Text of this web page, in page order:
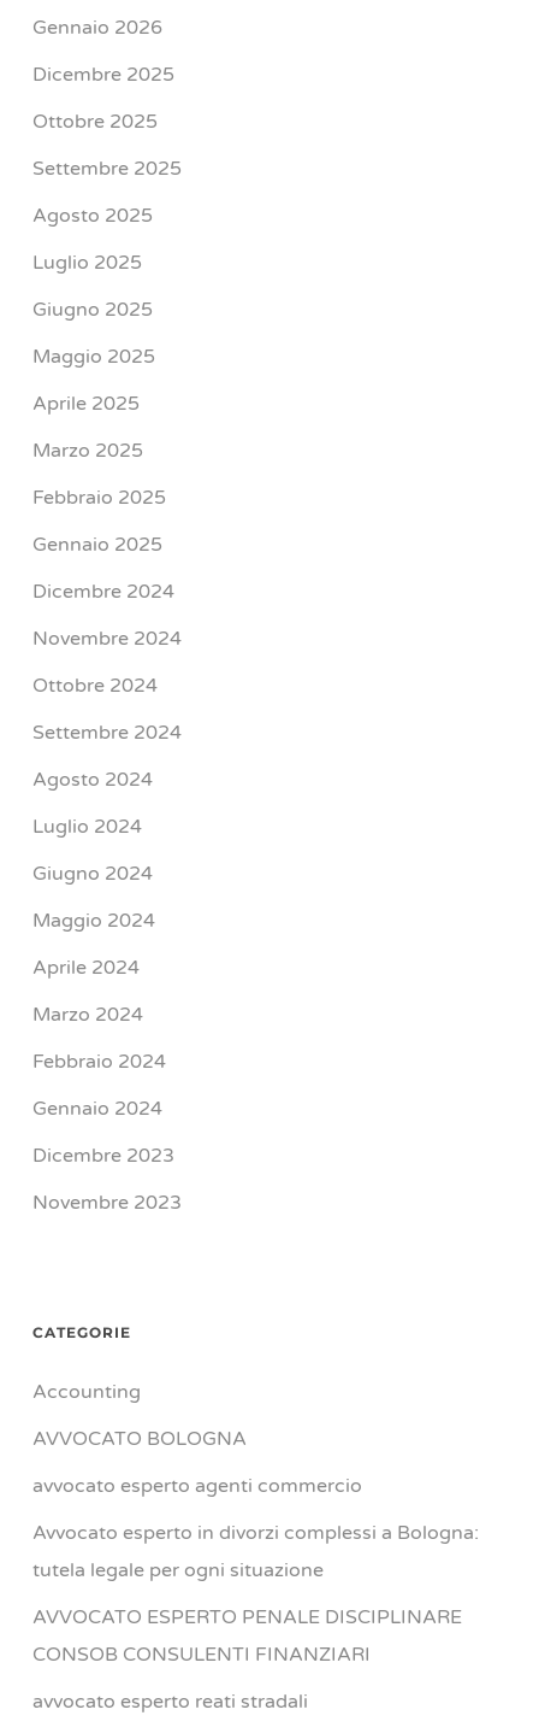
Gennaio 2026
Dicembre 2025
Ottobre 2025
Settembre 2025
Agosto 2025
Luglio 2025
Giugno 2025
Maggio 2025
Aprile 2025
Marzo 2025
Febbraio 2025
Gennaio 2025
Dicembre 2024
Novembre 2024
Ottobre 2024
Settembre 2024
Agosto 2024
Luglio 2024
Giugno 2024
Maggio 2024
Aprile 2024
Marzo 2024
Febbraio 2024
Gennaio 2024
Dicembre 2023
Novembre 2023
CATEGORIE
Accounting
AVVOCATO BOLOGNA
avvocato esperto agenti commercio
Avvocato esperto in divorzi complessi a Bologna:
tutela legale per ogni situazione
AVVOCATO ESPERTO PENALE DISCIPLINARE
CONSOB CONSULENTI FINANZIARI
avvocato esperto reati stradali